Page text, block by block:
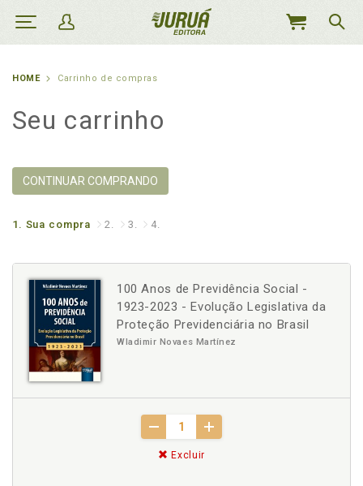
MEU
HOME Carrinho de compras
Seu carrinho
CONTINUAR COMPRANDO
1. Sua compra 2. 3. 4.
100 Anos de Previdência Social -
1923-2023 - Evolução Legislativa da
Proteção Previdenciária no Brasil
Wladimir Novaes Martínez
Excluir